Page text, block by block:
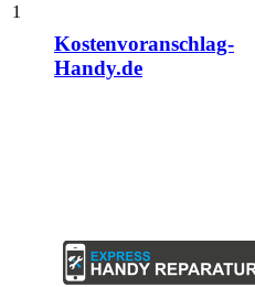
1
Kostenvoranschlag-
Handy.de